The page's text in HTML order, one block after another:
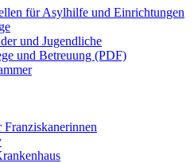
für Asylhilfe und Einrichtungen
und Jugendliche
und Betreuung (PDF)
Franziskanerinnen